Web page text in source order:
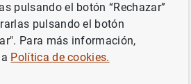
pulsando el botón “Rechazar”
pulsando el botón
Para más información,
Política de cookies.